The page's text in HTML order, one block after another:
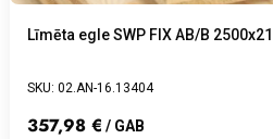
Līmēta egle SWP FIX AB/B
SKU: 02.AN-16.13404
357,98 € / GAB